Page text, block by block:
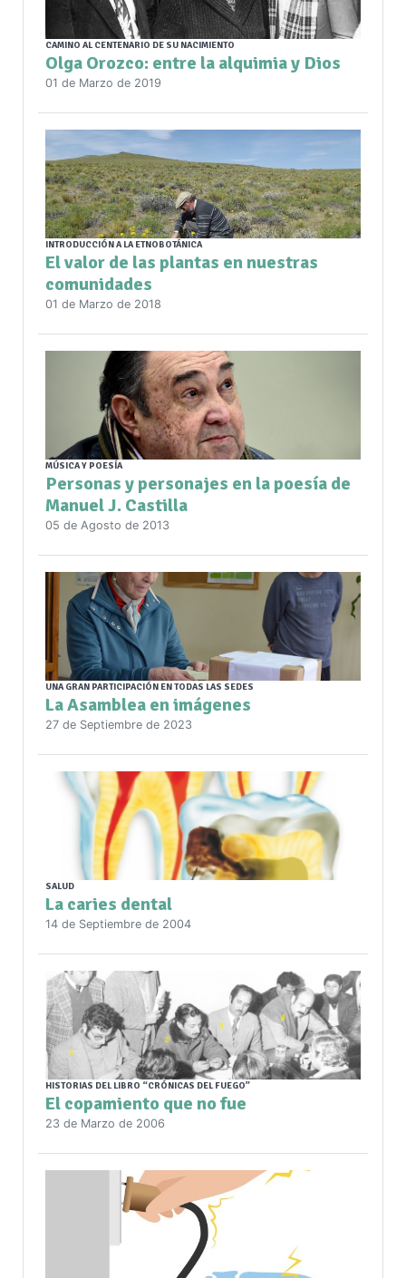
CAMINO AL CENTENARIO DE SU NACIMIENTO
Olga Orozco: entre la alquimia y Dios
01 de Marzo de 2019
INTRODUCCIÓN A LA ETNOBOTÁNICA
El valor de las plantas en nuestras
comunidades
01 de Marzo de 2018
MÚSICA Y POESÍA
Personas y personajes en la poesía de
Manuel J. Castilla
05 de Agosto de 2013
UNA GRAN PARTICIPACIÓN EN TODAS LAS SEDES
La Asamblea en imágenes
27 de Septiembre de 2023
SALUD
La caries dental
14 de Septiembre de 2004
HISTORIAS DEL LIBRO “CRÓNICAS DEL FUEGO”
El copamiento que no fue
23 de Marzo de 2006